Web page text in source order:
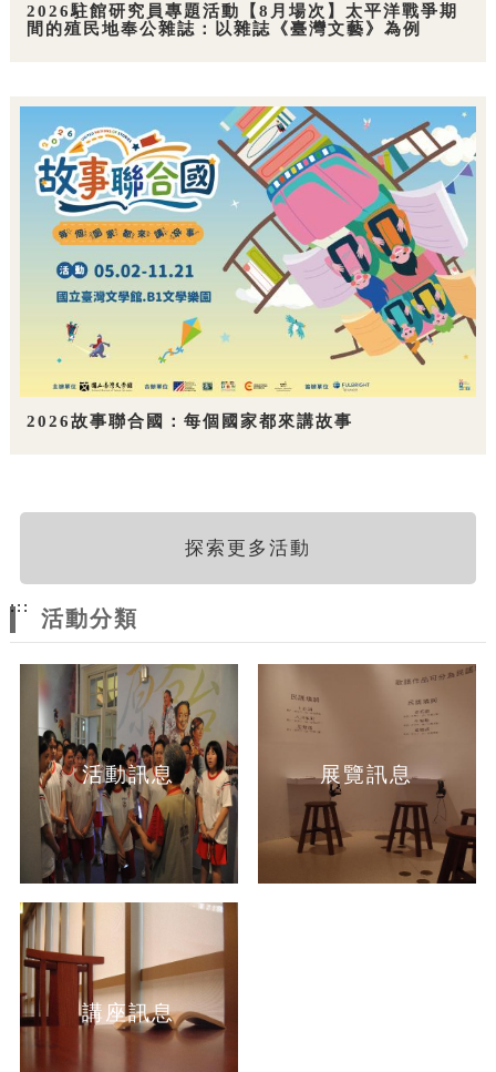
2026駐館研究員專題活動【8月場次】太平洋戰爭期
間的殖民地奉公雜誌：以雜誌《臺灣文藝》為例
2026故事聯合國：每個國家都來講故事
探索更多活動
:::
活動分類
活動訊息 展覽訊息
講座訊息